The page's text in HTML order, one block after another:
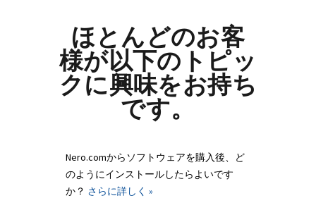
ほとんどのお客
様が以下のトピッ
クに興味をお持ち
です。
Nero.comからソフトウェアを購入後、ど
のようにインストールしたらよいです
か？ さらに詳しく »